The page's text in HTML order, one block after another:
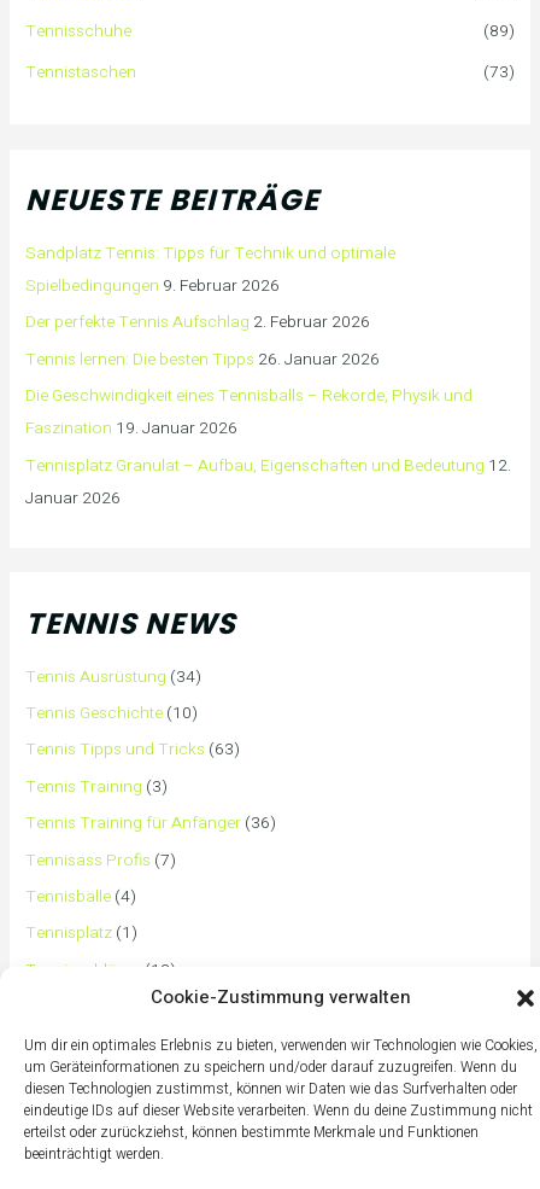
Cookie-Zustimmung verwalten
Um dir ein optimales Erlebnis zu bieten, verwenden wir Technologien wie Cookies,
um Geräteinformationen zu speichern und/oder darauf zuzugreifen. Wenn du
diesen Technologien zustimmst, können wir Daten wie das Surfverhalten oder
eindeutige IDs auf dieser Website verarbeiten. Wenn du deine Zustimmung nicht
erteilst oder zurückziehst, können bestimmte Merkmale und Funktionen
beeinträchtigt werden.
Tennisschuhe
(89)
Tennistaschen
(73)
NEUESTE BEITRÄGE
Sandplatz Tennis: Tipps für Technik und optimale
Spielbedingungen 9. Februar 2026
Der perfekte Tennis Aufschlag 2. Februar 2026
Tennis lernen: Die besten Tipps 26. Januar 2026
Die Geschwindigkeit eines Tennisballs – Rekorde, Physik und
Faszination 19. Januar 2026
Tennisplatz Granulat – Aufbau, Eigenschaften und Bedeutung 12.
Januar 2026
TENNIS NEWS
Tennis Ausrüstung (34)
Tennis Geschichte (10)
Tennis Tipps und Tricks (63)
Tennis Training (3)
Tennis Training für Anfänger (36)
Tennisass Profis (7)
Tennisbälle (4)
Tennisplatz (1)
Tennisschläger
(12)
(4)
Tennistaschen(2)
Tennisurlaub(1)